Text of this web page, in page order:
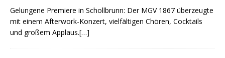
Gelungene Premiere in Schollbrunn: Der MGV 1867 überzeugte
mit einem Afterwork-Konzert, vielfältigen Chören, Cocktails
und großem Applaus.[…]